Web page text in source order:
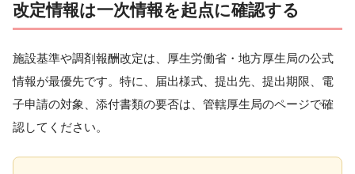
改定情報は一次情報を起点に確認する
施設基準や調剤報酬改定は、厚生労働省・地方厚生局の公式
情報が最優先です。特に、届出様式、提出先、提出期限、電
子申請の対象、添付書類の要否は、管轄厚生局のページで確
認してください。